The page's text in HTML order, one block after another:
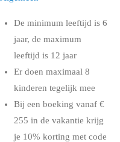
De minimum leeftijd is 6
jaar, de maximum
leeftijd is 12 jaar
Er doen maximaal 8
kinderen tegelijk mee
Bij een boeking vanaf €
255 in de vakantie krijg
je 10% korting met code